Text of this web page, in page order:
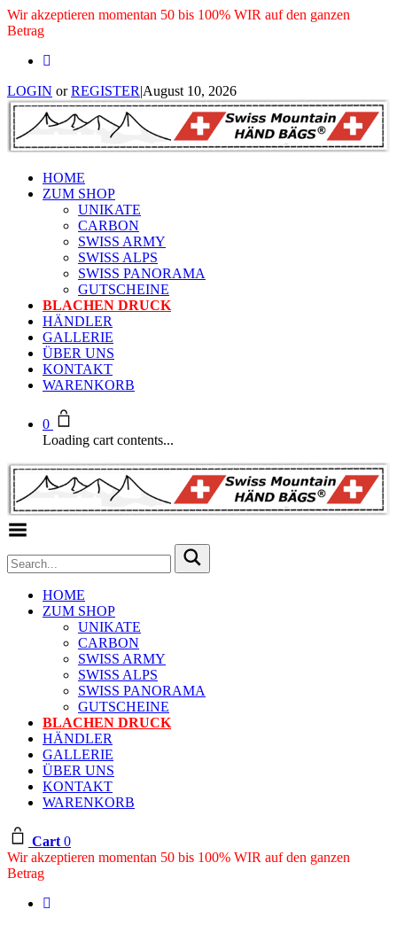
Wir akzeptieren momentan 50 bis 100% WIR auf den ganzen
Betrag
LOGIN orREGISTER|August 10, 2026
HOME
ZUM SHOP
UNIKATE
CARBON
SWISS ARMY
SWISS ALPS
SWISS PANORAMA
GUTSCHEINE
BLACHEN DRUCK
HÄNDLER
GALLERIE
ÜBER UNS
KONTAKT
WARENKORB
0
Loading cart contents...
HOME
ZUM SHOP
UNIKATE
CARBON
SWISS ARMY
SWISS ALPS
SWISS PANORAMA
GUTSCHEINE
BLACHEN DRUCK
HÄNDLER
GALLERIE
ÜBER UNS
KONTAKT
WARENKORB
Cart 0
Wir akzeptieren momentan 50 bis 100% WIR auf den ganzen
Betrag